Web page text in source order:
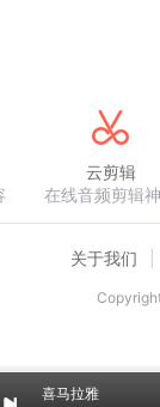
喜马拉雅
云剪辑
在线音频剪辑
关于我们